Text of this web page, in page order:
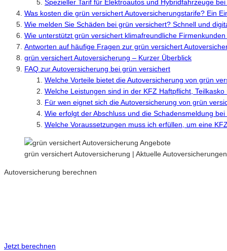
Spezieller Tarif für Elektroautos und Hybridfahrzeuge
Was kosten die grün versichert Autoversicherungstarife? Ein
Wie melden Sie Schäden bei grün versichert? Schnell und
Wie unterstützt grün versichert klimafreundliche
Antworten auf häufige Fragen zur grün versichert
grün versichert Autoversicherung – Kurzer Überblick
FAQ zur Autoversicherung bei grün versichert
Welche Vorteile bietet die Autoversicherung von grün
Welche Leistungen sind in der KFZ Haftpflicht,
Für wen eignet sich die Autoversicherung von grün
Wie erfolgt der Abschluss und die Schadensmeldung
Welche Voraussetzungen muss ich erfüllen, um eine
grün versichert Autoversicherung | Aktuelle
Autoversicherung berechnen
Jetzt berechnen